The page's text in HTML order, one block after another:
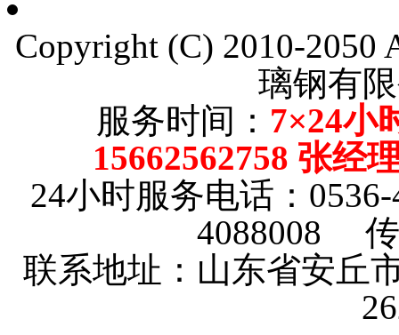
Copyright (C) 2010-2050
璃钢有
服务时间： 7×24小
15662562758 张
24小时服务电话：
4088008 传
联系地址：山东省安丘